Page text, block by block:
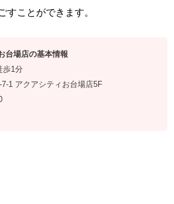
すことができます。
台場店の基本情報
歩1分
1 アクアシティお台場店5F